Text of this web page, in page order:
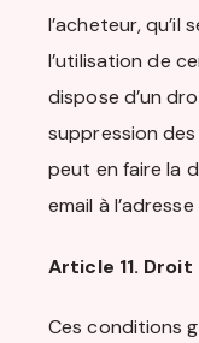
l’acheteur,
l’utilisation de
dispose d’un
suppression
peut en faire la
email à
Article 11.
Ces conditions